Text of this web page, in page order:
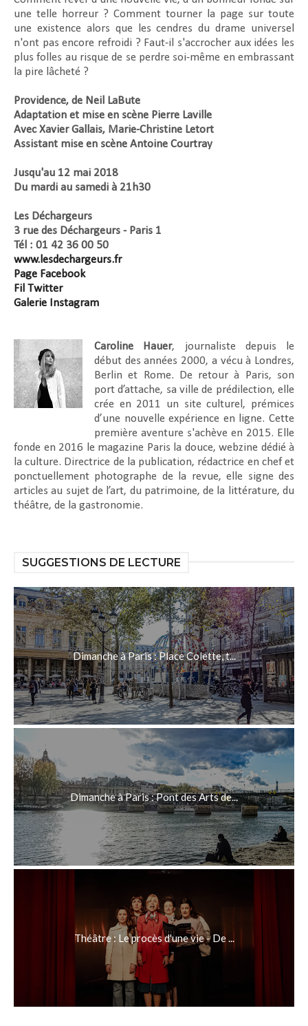
une telle horreur ? Comment tourner la page sur toute
une existence alors que les cendres du drame universel
n'ont pas encore refroidi ? Faut-il s'accrocher aux idées les
plus folles au risque de se perdre soi-même en embrassant
la pire lâcheté ?
Providence, de Neil LaBute
Adaptation et mise en scène Pierre Laville
Avec Xavier Gallais, Marie-Christine Letort
Assistant mise en scène Antoine Courtray
Jusqu'au 12 mai 2018
Du mardi au samedi à 21h30
Les Déchargeurs
3 rue des Déchargeurs - Paris 1
Tél : 01 42 36 00 50
www.lesdechargeurs.fr
Page Facebook
Fil Twitter
Galerie Instagram
Caroline Hauer, journaliste depuis le
début des années 2000, a vécu à Londres,
Berlin et Rome. De retour à Paris, son
port d’attache, sa ville de prédilection, elle
crée en 2011 un site culturel, prémices
d’une nouvelle expérience en ligne. Cette
première aventure s'achève en 2015. Elle
fonde en 2016 le magazine Paris la douce, webzine dédié à
la culture. Directrice de la publication, rédactrice en chef et
ponctuellement photographe de la revue, elle signe des
articles au sujet de l’art, du patrimoine, de la littérature, du
théâtre, de la gastronomie.
SUGGESTIONS DE LECTURE
Dimanche à Paris : Place Colette, t...
Dimanche à Paris : Pont des Arts de...
Théâtre : Le procès d'une vie - De ...